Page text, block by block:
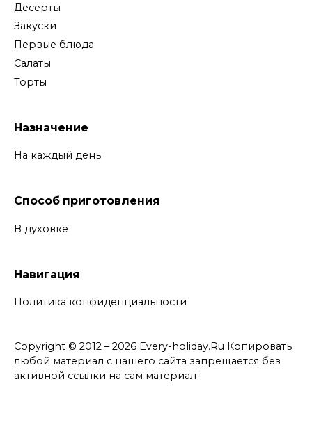
Десерты
Закуски
Первые блюда
Салаты
Торты
Назначение
На каждый день
Способ приготовления
В духовке
Навигация
Политика конфиденциальности
Copyright © 2012 – 2026 Every-holiday.Ru Копировать
любой материал с нашего сайта запрещается без
активной ссылки на сам материал